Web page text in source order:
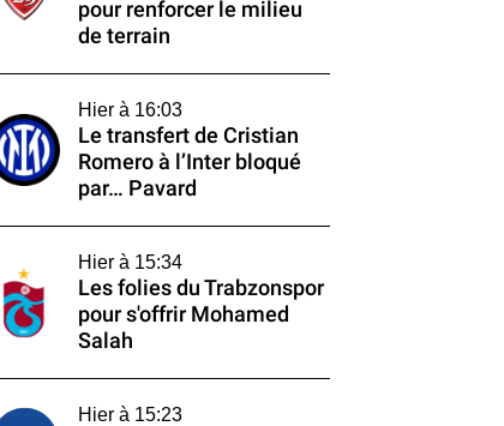
pour renforcer le milieu
de terrain
Hier à 16:03
Le transfert de Cristian
Romero à l’Inter bloqué
par… Pavard
Hier à 15:34
Les folies du Trabzonspor
pour s'offrir Mohamed
Salah
Hier à 15:23